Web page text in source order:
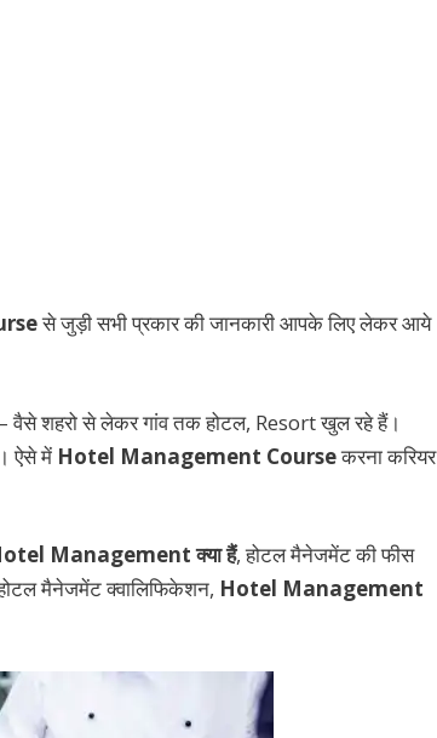
से जुड़ी सभी प्रकार की जानकारी आपके लिए लेकर आये
शहरो से लेकर गांव तक होटल, Resort खुल रहे हैं।
ऐसे में Hotel Management Courseकरना करियर
Management क्या हैं, होटल मैनेजमेंट की फीस
मैनेजमेंट क्वालिफिकेशन, Hotel Management